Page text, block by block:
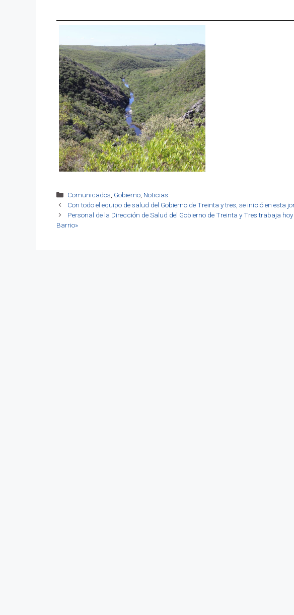
Categorías
Comunicados Gobierno, Noticias
Con todo el equipo de salud del Gobierno de Treinta y tres, se inició en esta
Personal de la Dirección de Salud del Gobierno de Treinta y Tres trabaja
Barrio»